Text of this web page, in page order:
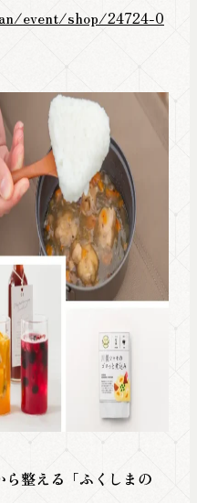
event/shop/24724-0
整える「ふくしまの